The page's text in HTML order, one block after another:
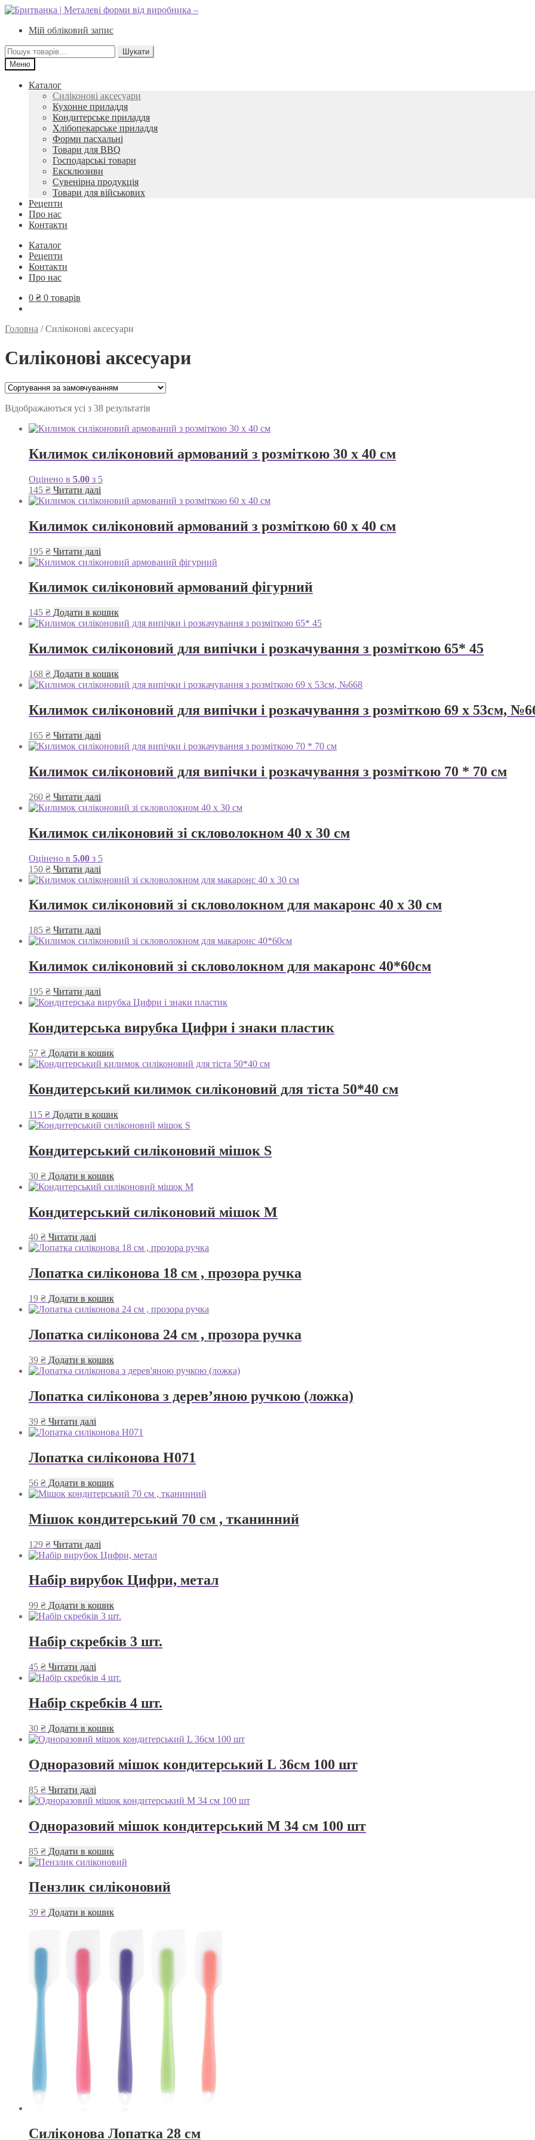
Перейти
навігації
Перейти
вмістуМій обліковий запис
Шукати:
Шукати
Меню
Каталог
Силіконові аксесуари
Кухонне приладдя
Кондитерське приладдя
Хлібопекарське приладдя
Форми пасхальні
Товари для BBQ
Господарські товари
Ексклюзиви
Сувенірна продукція
Товари для військових
Рецепти
Про нас
Контакти
Каталог
Рецепти
Контакти
Про нас
0 ₴ 0 товарів
Головна /Силіконові аксесуари
Силіконові аксесуари
Відображаються усі з 38 результатів
Килимок силіконовий армований з розміткою 30 х 40 см
Оцінено в 5.00 з 5
145 ₴ Читати далі
Килимок силіконовий армований з розміткою 60 х 40 см
195 ₴ Читати далі
Килимок силіконовий армований фігурний
145 ₴ Додати в кошик
Килимок силіконовий для випічки і розкачування з розміткою 65* 45
168 ₴ Додати в кошик
Килимок силіконовий для випічки і розкачування з розміткою 69 х 53см,
165 ₴ Читати далі
Килимок силіконовий для випічки і розкачування з розміткою 70 * 70 см
260 ₴ Читати далі
Килимок силіконовий зі скловолокном 40 х 30 см
Оцінено в 5.00 з 5
150 ₴ Читати далі
Килимок силіконовий зі скловолокном для макаронс 40 х 30 см
185 ₴ Читати далі
Килимок силіконовий зі скловолокном для макаронс 40*60см
195 ₴ Читати далі
Кондитерська вирубка Цифри і знаки пластик
57 ₴ Додати в кошик
Кондитерський килимок силіконовий для тіста 50*40 см
115 ₴ Додати в кошик
Кондитерський силіконовий мішок S
30 ₴ Додати в кошик
Кондитерський силіконовий мішок М
40 ₴ Читати далі
Лопатка силіконова 18 см , прозора ручка
19 ₴ Додати в кошик
Лопатка силіконова 24 см , прозора ручка
39 ₴ Додати в кошик
Лопатка силіконова з дерев’яною ручкою (ложка)
39 ₴ Читати далі
Лопатка силіконова Н071
56 ₴ Додати в кошик
Мішок кондитерський 70 см , тканинний
129 ₴ Читати далі
Набір вирубок Цифри, метал
99 ₴ Додати в кошик
Набір скребків 3 шт.
45 ₴ Читати далі
Набір скребків 4 шт.
30 ₴ Додати в кошик
Одноразовий мішок кондитерський L 36см 100 шт
85 ₴ Читати далі
Одноразовий мішок кондитерський M 34 см 100 шт
85 ₴ Додати в кошик
Пензлик силіконовий
39 ₴ Додати в кошик
Силіконова Лопатка 28 см